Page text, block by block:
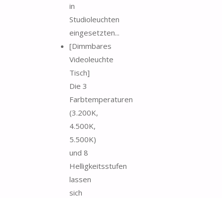
in
Studioleuchten
eingesetzten...
[Dimmbares
Videoleuchte
Tisch]
Die 3
Farbtemperaturen
(3.200K,
4.500K,
5.500K)
und 8
Helligkeitsstufen
lassen
sich